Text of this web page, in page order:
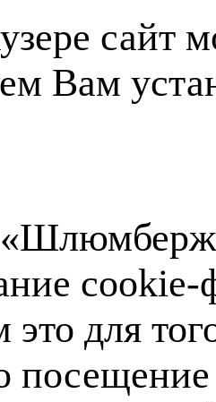
сайт
Вам
для